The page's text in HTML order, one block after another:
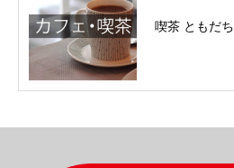
喫茶 ともだち